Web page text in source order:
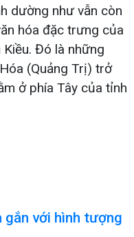
dường như vẫn còn
hóa đặc trưng của
Đó là những
(Quảng Trị) trở
ở phía Tây của tỉnh
gắn với hình tượng